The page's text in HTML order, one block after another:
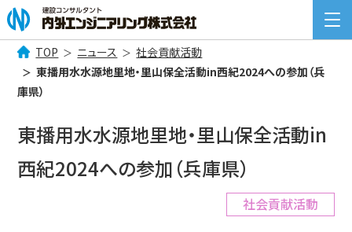
検
索:
COMPANY INFORMATION
事業案内
TOP ニュース
社会貢献活動
東播用水水源地里地・里山保全活動in西紀2024への参加（兵
庫県）
東播用水水源地里地・里山保全活動in
西紀2024への参加（兵庫県）
社会貢献活動